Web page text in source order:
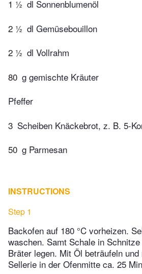
1 ½ dl Sonnenblumenöl
2 ½ dl Gemüsebouillon
2 ½ dl Vollrahm
80 g gemischte Kräuter
Pfeffer
3 Scheiben Knäckebrot, z. B. 5-
50 g Parmesan
INSTRUCTIONS
Step 1
Backofen auf 180 °C vorheizen.
waschen. Samt Schale in
Bräter legen. Mit Öl beträufeln
Sellerie in der Ofenmitte ca. 25